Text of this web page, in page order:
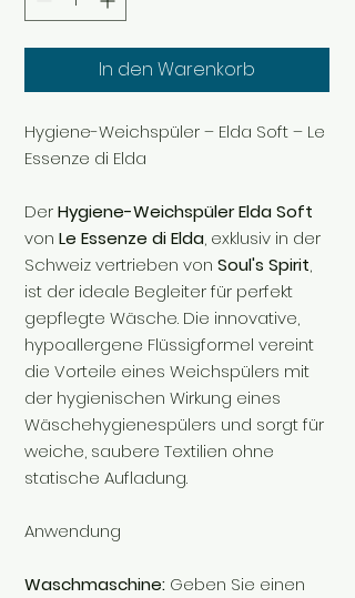
In den Warenkorb
Hygiene-Weichspüler – Elda Soft – Le
Essenze di Elda
DerHygiene-Weichspüler Elda Soft
von Le Essenze di Elda, exklusiv in der
Schweiz vertrieben von Soul's Spirit,
ist der ideale Begleiter für perfekt
gepflegte Wäsche. Die innovative,
hypoallergene Flüssigformel vereint
die Vorteile eines Weichspülers mit
der hygienischen Wirkung eines
Wäschehygienespülers und sorgt für
weiche, saubere Textilien ohne
statische Aufladung.
Anwendung
Waschmaschine: Geben Sie einen